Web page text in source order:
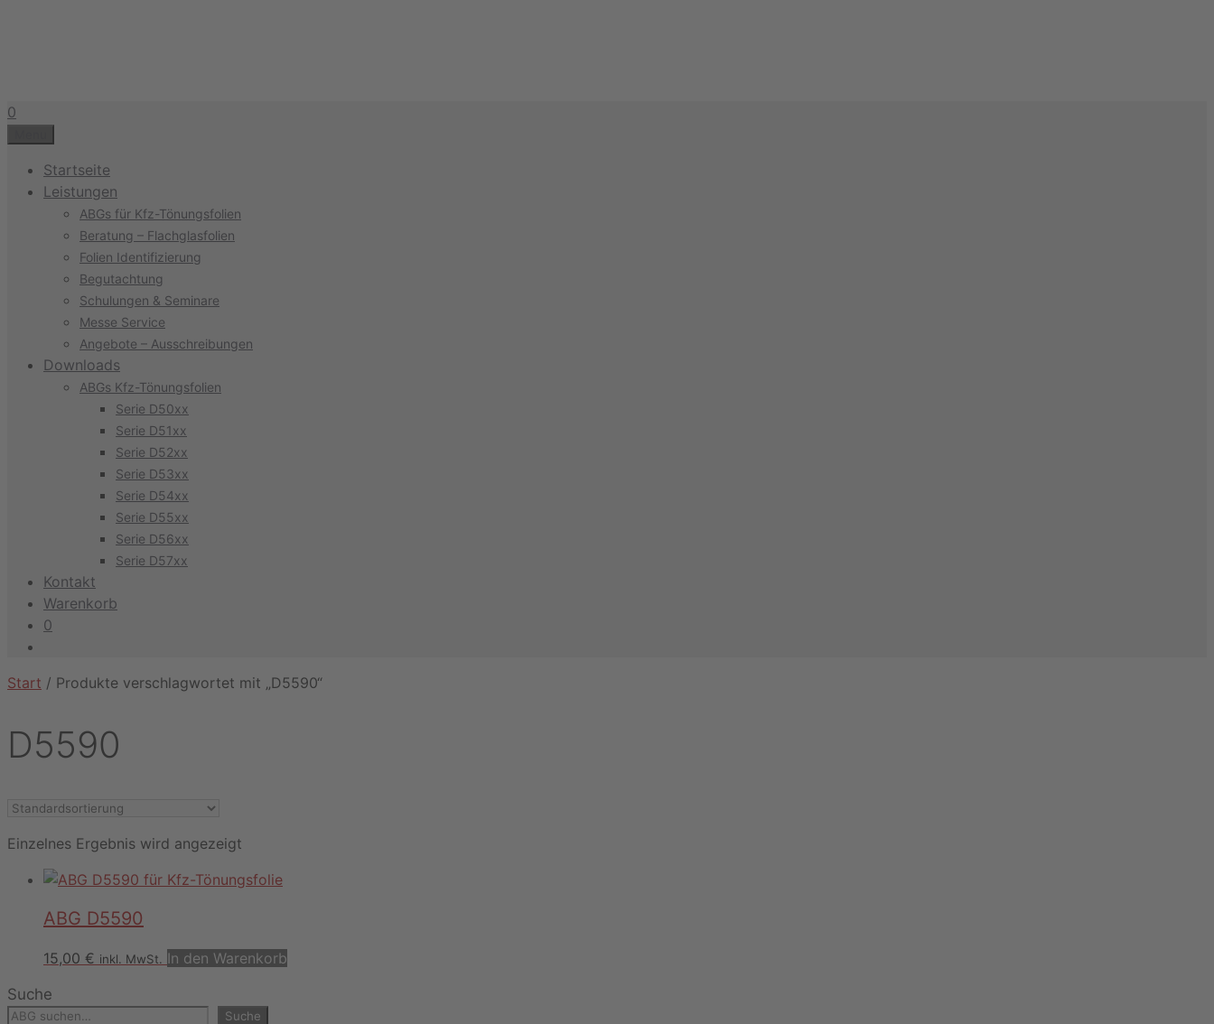
0
Startseite
Leistungen
ABGs für Kfz-Tönungsfolien
Beratung – Flachglasfolien
Folien Identifizierung
Begutachtung
Schulungen & Seminare
Messe Service
Angebote – Ausschreibungen
Downloads
ABGs Kfz-Tönungsfolien
Serie D50xx
Serie D51xx
Serie D52xx
Serie D53xx
Serie D54xx
Serie D55xx
Serie D56xx
Serie D57xx
Kontakt
Warenkorb
0
Start / Produkte verschlagwortet mit „D5590“
D5590
Einzelnes Ergebnis wird angezeigt
ABG D5590
15,00 € inkl. MwSt. In den Warenkorb
Suche
Suche